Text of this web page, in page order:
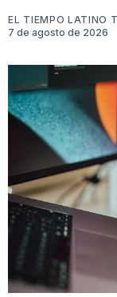
EL TIEMPO LATINO
7 de agosto de 2026